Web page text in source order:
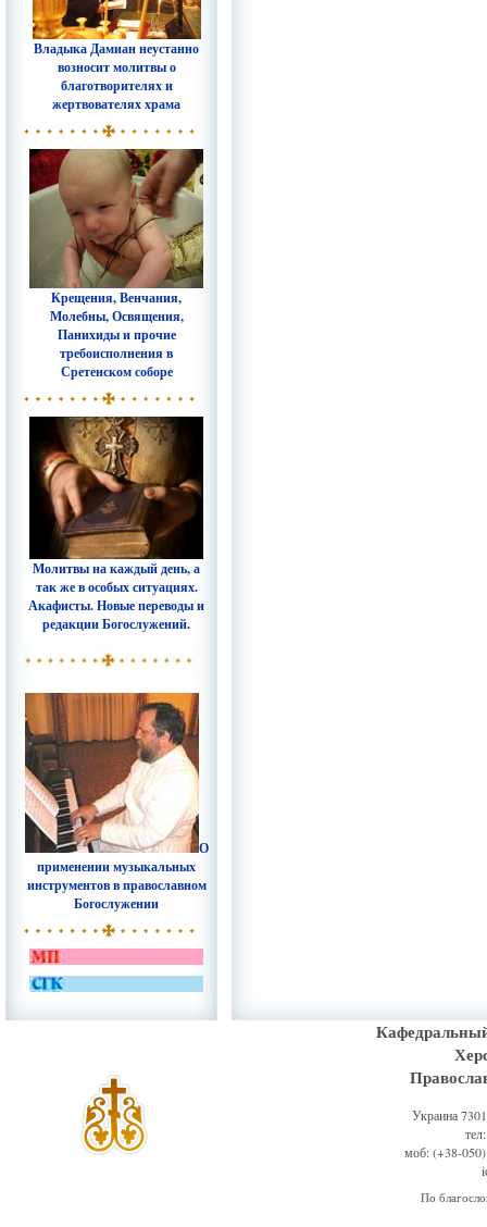
Владыка Дамиан неустанно
возносит молитвы о
благотворителях и
жертвователях храма
Крещения, Венчания,
Молебны, Освящения,
Панихиды и прочие
требоисполнения в
Сретенском соборе
Молитвы на каждый день, а
так же в особых ситуациях.
Акафисты. Новые переводы и
редакции Богослужений.
О
применении музыкальных
инструментов в православном
Богослужении
Украина
моб: (+38-
По